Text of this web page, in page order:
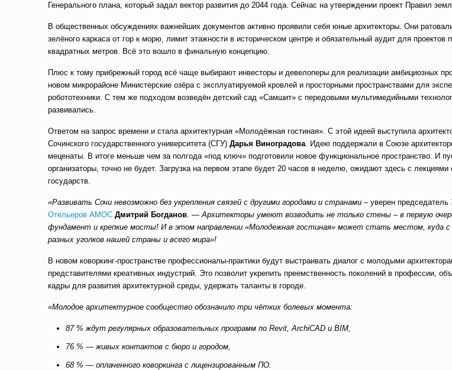
Генерального плана, который задал вектор развития до 2044 года. Сейчас на утверждении проект Правил
В общественных обсуждениях важнейших документов активно проявили себя юные архитекторы. Они
зелёного каркаса от гор к морю, лимит этажности в историческом центре и обязательный аудит для
квадратных метров. Всё это вошло в финальную концепцию.
Плюс к тому прибрежный город всё чаще выбирают инвесторы и девелоперы для реализации амбициозных
новом микрорайоне Министерские озёра с эксплуатируемой кровлей и просторными пространствами для
робототехники. С тем же подходом возведён детский сад «Самшит» с передовыми мультимедийными
развивались.
Ответом на запрос времени и стала архитектурная «Молодёжная гостиная». С этой идеей выступила
Сочинского государственного университета (СГУ)Дарья Виноградова. Идею поддержали в Союзе
меценаты. В итоге меньше чем за полгода «под ключ» подготовили новое функциональное пространство. И
организаторы, точно не будет. Загрузка на первом этапе будет 20 часов в неделю, ожидают здесь с
государств.
«Развивать Сочи невозможно без укрепления связей с другими городами и странами –уверен
Отельеров АМОС Дмитрий Богданов. — Архитекторы умеют возводить не только стены – в первую
фундамент и крепкие мосты! И в этом направлении «Молодежная гостиная» может стать местом, куда с
разных уголков нашей страны и всего мира»!
В новом коворкинг-пространстве профессионалы-практики будут выстраивать диалог с молодыми
представителями креативных индустрий. Это позволит укрепить преемственность поколений в профессии,
кадры для развития архитектурной среды, удержать таланты в городе.
«Молодое архитектурное сообщество обозначило три чётких болевых момента:
87 % ждут регулярных образовательных программ по Revit, ArchiCAD и BIM,
76 % — живых контактов с бюро и городом,
68 % — оплаченного коворкинга с лицензированным ПО.